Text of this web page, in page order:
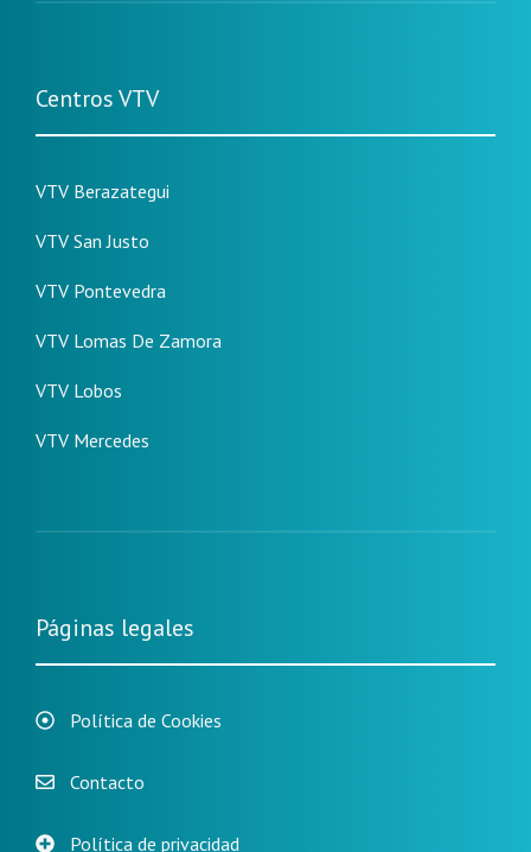
Centros VTV
VTV Berazategui
VTV San Justo
VTV Pontevedra
VTV Lomas De Zamora
VTV Lobos
VTV Mercedes
Páginas legales
Política de Cookies
Contacto
Política de privacidad